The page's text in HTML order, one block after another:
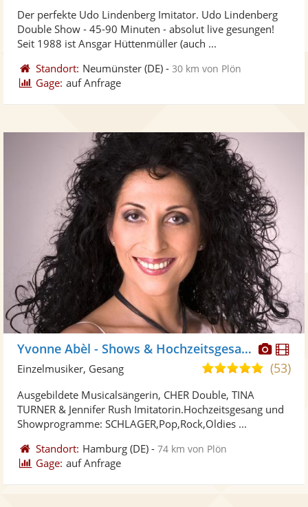
Fotos
5
Der perfekte Udo Lindenberg Imitator. Udo Lindenberg
Double Show - 45-90 Minuten - absolut live gesungen!
Seit 1988 ist Ansgar Hüttenmüller (auch ...
Standort: Neumünster (DE) -30 km von Plön
Gage: auf Anfrage
Yvonne Abèl - Shows & Hochzeitsgesang
5,0(53)
Einzelmusiker, Gesang
Ausgebildete Musicalsängerin, CHER Double, TINA
TURNER & Jennifer Rush Imitatorin.Hochzeitsgesang und
Showprogramme: SCHLAGER,Pop,Rock,Oldies ...
Standort: Hamburg (DE) -74 km von Plön
Gage: auf Anfrage